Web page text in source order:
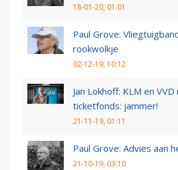
18-01-20, 01:01
Paul Grove:
rookwolkje
02-12-19, 10:12
Jan Lokhoff: KLM en
ticketfonds: jammer!
21-11-19, 01:11
Paul Grove: Advies aan
21-10-19, 03:10